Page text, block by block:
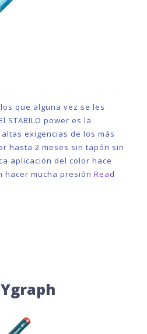
que alguna vez se les
STABILO power es la
exigencias de los más
hasta 2 meses sin tapón sin
aplicación del color hace
hacer mucha presión Read